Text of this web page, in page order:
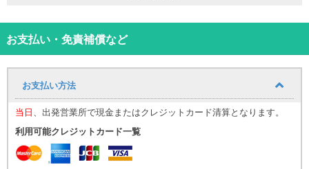
宮古島での贅沢なドライブ旅行におすすめの一台です！
Car spec
車両タイプトヨタ 30系後期アルファード S-Cパッケージ
乗車定員
7名
車体カラー ブラック
シートカラ
ー
ブラック
AT/MT
AT車
主要装備
カーナビ・後部席ラグジュアリーモニター・Toyota
Safety Sense
お支払い・免責補償など
お支払い方法
当日、出発営業所で現金またはクレジットカード清算となります。
利用可能クレジットカード一覧